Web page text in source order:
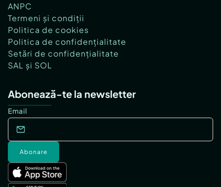
ANPC
Termeni și condiții
Politica de cookies
Politica de confidențialitate
Setări de confidențialitate
SAL și SOL
Abonează-te la newsletter
Email
Abonare